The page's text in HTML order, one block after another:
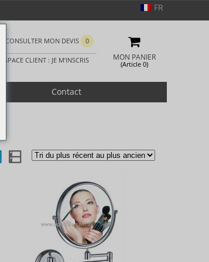
Contact
CONSULTER MON DEVIS 0
ESPACE CLIENT : JE M’INSCRIS MON PANIER
(Article 0)
FR